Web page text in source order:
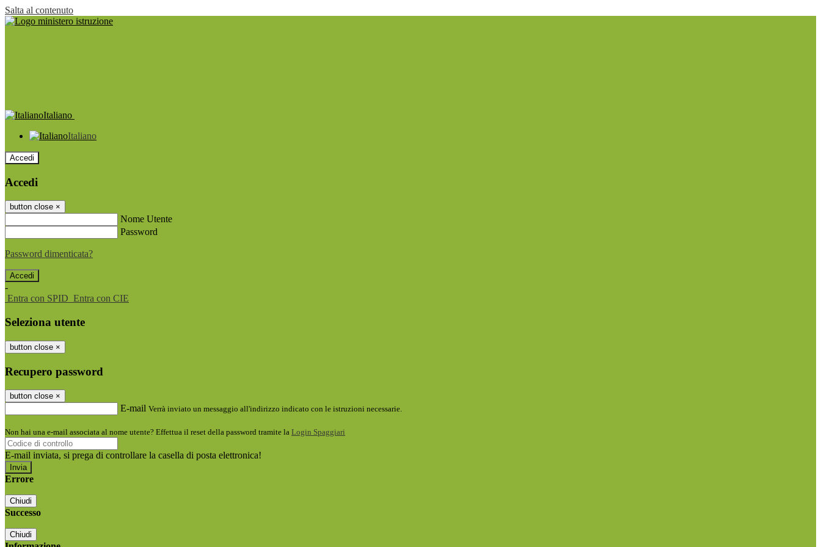
Salta al contenuto
Italiano
Italiano
Accedi
Accedi
button close ×
Nome Utente
Password
Password dimenticata?
-
Entra con SPID Entra con CIE
Seleziona utente
button close ×
Recupero password
button close ×
E-mail Verrà inviato un messaggio all'indirizzo indicato con le istruzioni necessarie.
Non hai una e-mail associata al nome utente? Effettua il reset della password tramite la Login Spaggiari
E-mail inviata, si prega di controllare la casella di posta elettronica!
Errore
Chiudi
Successo
Chiudi